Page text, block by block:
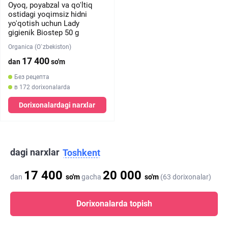
Oyoq, poyabzal va qo'ltiq
ostidagi yoqimsiz hidni
yo'qotish uchun Lady
gigienik Biostep 50 g
Organica (O`zbekiston)
dan 17 400so'm
Без рецепта
в 172 dorixonalarda
Dorixonalardagi narxlar
dagi narxlar Toshkent
dan 17 400 so'mgacha 20 000 so'm (63 dorixonalar)
Dorixonalarda topish